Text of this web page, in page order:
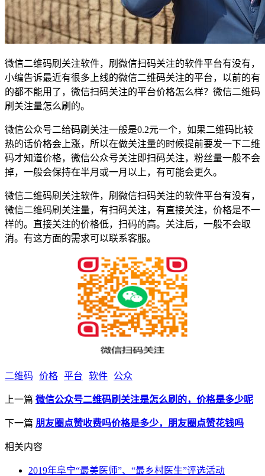
微信二维码刷关注软件，刷微信扫码关注的软件平台有没有，
小编告诉最近有很多上线的微信二维码关注的平台，以前的有
的都不能用了，微信扫码关注的平台价格怎么样？微信二维码
刷关注量怎么刷的。
微信公众号二给码刷关注一般是0.2元一个，如果二维码比较
热的话价格会上涨，所以在做关注量的时候提前要发一下二维
码才知道价格，微信公众号关注即扫码关注，粉丝量一般不会
掉，一般会保持在半月或一月以上，有可能会更久。
微信二维码刷关注软件，刷微信扫码关注的软件平台有没有，
微信二维码刷关注量，有扫码关注，有直接关注，价格是不一
样的。直接关注的价格低，扫码的高。关注后，一般不会取
消。有这方面的需求可以联系客服。
二维码 价格 平台 软件 公众
上一篇 微信公众号二维码刷关注是怎么刷的，价格是多少呢
下一篇 朋友圈点赞收费吗价格是多少，朋友圈点赞花钱吗
相关内容
2019年阜宁“最美医师”、“最乡村医生”评选活动